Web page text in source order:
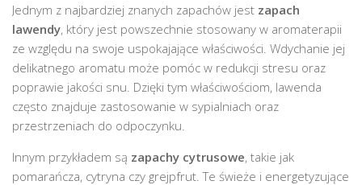
Jednym z najbardziej znanych zapachów jest zapach
lawendy, który jest powszechnie stosowany w aromaterapii
ze względu na swoje uspokajające właściwości. Wdychanie jej
delikatnego aromatu może pomóc w redukcji stresu oraz
poprawie jakości snu. Dzięki tym właściwościom, lawenda
często znajduje zastosowanie w sypialniach oraz
przestrzeniach do odpoczynku.
Innym przykładem są zapachy cytrusowe, takie jak
pomarańcza, cytryna czy grejpfrut. Te świeże i energetyzujące